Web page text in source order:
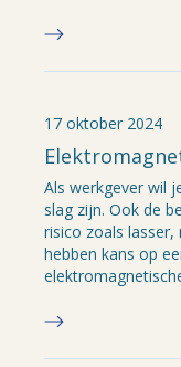
17 oktober 2024
Als werkgever wil
slag zijn. Ook de
risico zoals
hebben kans op